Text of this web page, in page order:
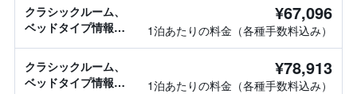
クラシックルーム、
ベッドタイプ情報な
¥67,096
1泊あたりの料金（各種手数料込み）
クラシックルーム、
ベッドタイプ情報な
¥78,913
1泊あたりの料金（各種手数料込み）